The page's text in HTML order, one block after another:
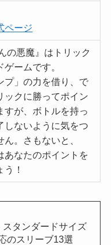
ページ
の悪魔』はトリック
ームです。
プ」の力を借り、で
ックに勝ってポイン
すが、ボトルを持っ
しないように気をつ
。さもないと、
あなたのポイントを
！
スタンダードサイズ
のスリーブ13選